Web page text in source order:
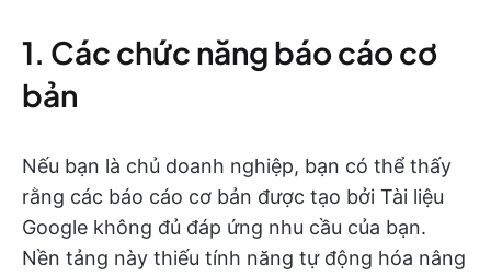
1. Các chức năng báo cáo cơ
bản
Nếu bạn là chủ doanh nghiệp, bạn có thể thấy
rằng các báo cáo cơ bản được tạo bởi Tài liệu
Google không đủ đáp ứng nhu cầu của bạn.
Nền tảng này thiếu tính năng tự động hóa nâng